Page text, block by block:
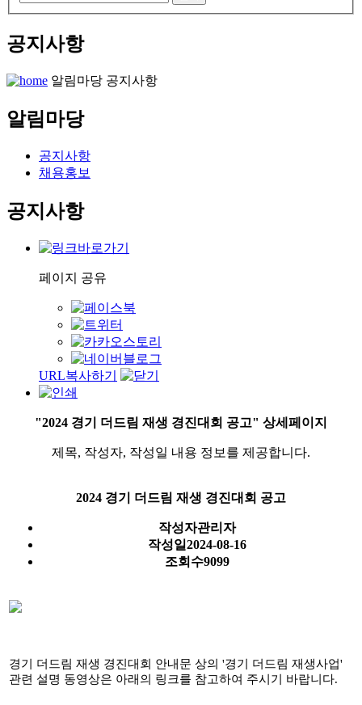
공지사항
알림마당 공지사항
알림마당
공지사항
채용홍보
공지사항
페이지 공유
URL복사하기
"2024 경기 더드림 재생 경진대회 공고" 상세페이지
제목, 작성자, 작성일 내용 정보를 제공합니다.
2024 경기 더드림 재생 경진대회 공고
작성자관리자
작성일2024-08-16
조회수9099
경기 더드림 재생 경진대회 안내문 상의 '경기 더드림 재생사업'
관련 설명 동영상은 아래의 링크를 참고하여 주시기 바랍니다.